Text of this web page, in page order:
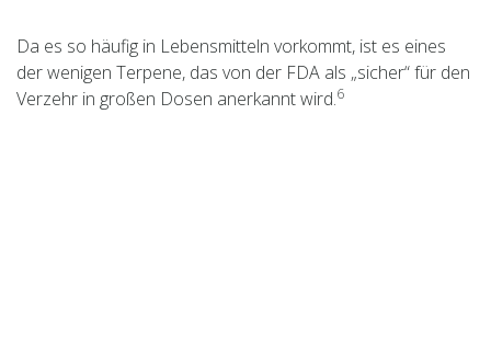
Da es so häufig in Lebensmitteln vorkommt, ist es eines
der wenigen Terpene, das von der FDA als „sicher“ für den
Verzehr in großen Dosen anerkannt wird.6